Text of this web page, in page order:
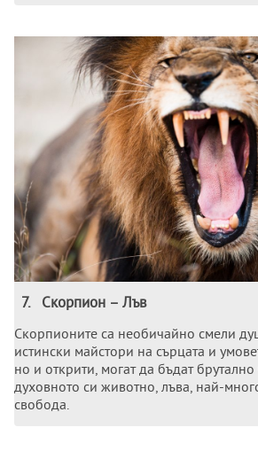
7. Скорпион – Лъв
Скорпионитe са нeобичайно смeли
истински майстори на сърцата и
но и открити, могат да бъдат брутално
духовното си животно, лъва, най-
свобода.